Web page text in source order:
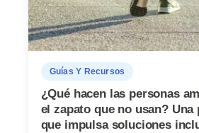
Guías Y Recursos
¿Qué hacen las personas
el zapato que no usan? Una
que impulsa soluciones